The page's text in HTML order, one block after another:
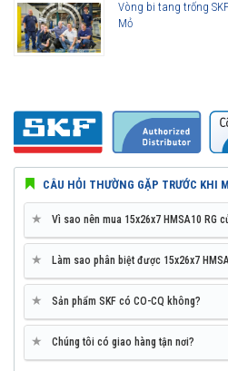
Vòng bi tang trống
Mỏ
CÂU HỎI THƯỜNG GẶP TRƯỚC KHI
★ Vì sao nên mua 15x26x7 HMSA10 RG
★ Làm sao phân biệt được 15x26x7
★ Sản phẩm SKF có CO-CQ không?
★ Chúng tôi có giao hàng tận nơi?